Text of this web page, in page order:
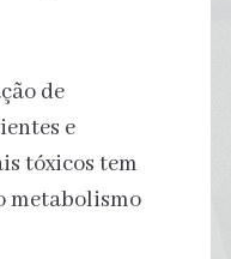
de
e
tóxicos tem
metabolismo